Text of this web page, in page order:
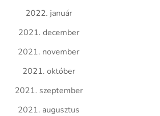
2022. január
2021. december
2021. november
2021. október
2021. szeptember
2021. augusztus